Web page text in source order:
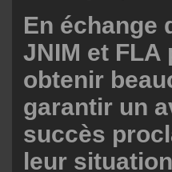
En échange
JNIM et
obtenir
garantir un
succès
leur